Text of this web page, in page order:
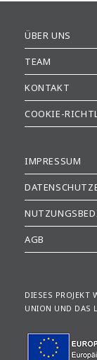
ÜBER UNS
TEAM
KONTAKT
COOKIE-
IMPRESSUM
AGB
DIESES PROJEKT
UNION UND DAS